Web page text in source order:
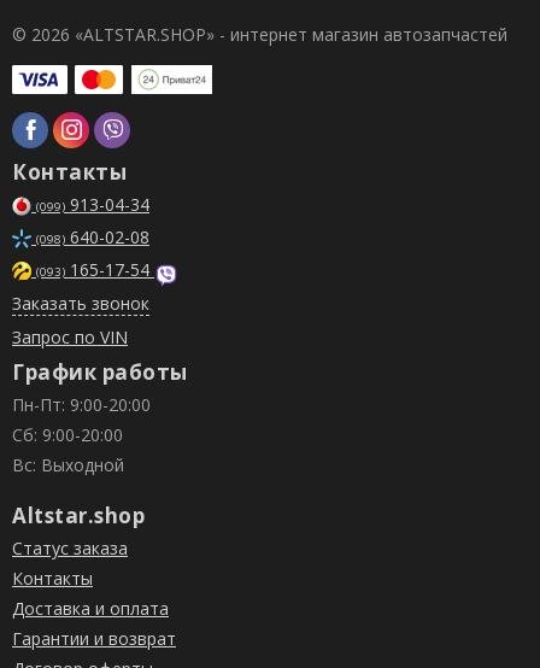
© 2026 «ALTSTAR.SHOP» - интернет магазин автозапчастей
Контакты
(099) 913-04-34
(098) 640-02-08
(093) 165-17-54
Заказать звонок
Запрос по VIN
График работы
Пн-Пт: 9:00-20:00
Сб: 9:00-20:00
Вс: Выходной
Altstar.shop
Статус заказа
Контакты
Доставка и оплата
Гарантии и возврат